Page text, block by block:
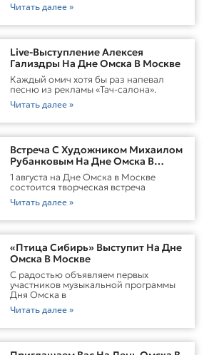
Читать далее »
Live-Выступление Алексея
Гализдры На Дне Омска В Москве
Каждый омич хотя бы раз напевал
песню из рекламы «Тач-салона».
Читать далее »
Встреча С Художником Михаилом
Рубанковым На Дне Омска В
Москве
1 августа на Дне Омска в Москве
состоится творческая встреча
Читать далее »
«Птица Сибирь» Выступит На Дне
Омска В Москве
С радостью объявляем первых
участников музыкальной программы
Дня Омска в
Читать далее »